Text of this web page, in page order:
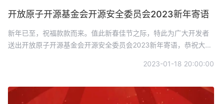
开放原子开源基金会开源安全委员会2023新年寄语
新年已至，祝福款款而来。值此新春佳节之际，特此为广大开发者
送出开放原子开源基金会开源安全委员会2023新年寄语，恭祝大家
2023-01-18 20:00:00